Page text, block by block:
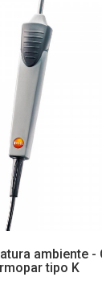
ambiente -
tipo K